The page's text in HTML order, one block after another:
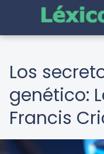
Los
genético:
Francis